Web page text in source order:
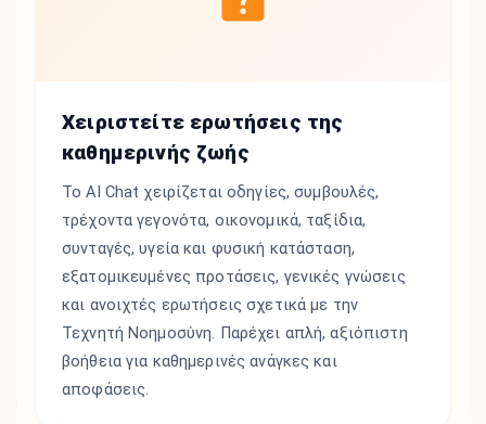
Χειριστείτε ερωτήσεις της
καθημερινής ζωής
Το AI Chat χειρίζεται οδηγίες, συμβουλές,
τρέχοντα γεγονότα, οικονομικά, ταξίδια,
συνταγές, υγεία και φυσική κατάσταση,
εξατομικευμένες προτάσεις, γενικές γνώσεις
και ανοιχτές ερωτήσεις σχετικά με την
Τεχνητή Νοημοσύνη. Παρέχει απλή, αξιόπιστη
βοήθεια για καθημερινές ανάγκες και
αποφάσεις.